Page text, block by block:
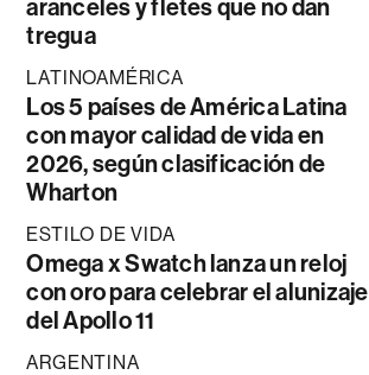
aranceles y fletes que no dan
tregua
LATINOAMÉRICA
Los 5 países de América Latina
con mayor calidad de vida en
2026, según clasificación de
Wharton
ESTILO DE VIDA
Omega x Swatch lanza un reloj
con oro para celebrar el alunizaje
del Apollo 11
ARGENTINA